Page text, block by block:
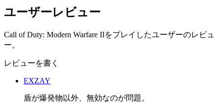
ユーザーレビュー
Call of Duty: Modern Warfare IIをプレイしたユーザーのレビュ
ー。
レビューを書く
EXZAY
盾が爆発物以外、無効なのが問題。